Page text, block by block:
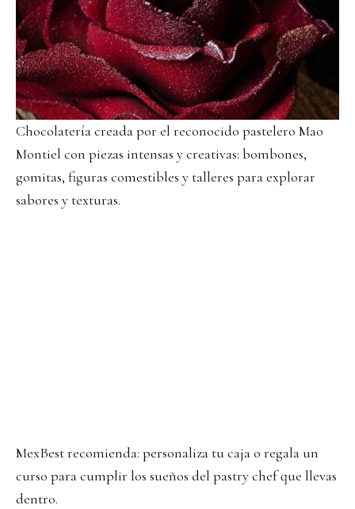
Chocolatería creada por el reconocido pastelero Mao
Montiel con piezas intensas y creativas: bombones,
gomitas, figuras comestibles y talleres para explorar
sabores y texturas.
MexBest recomienda: personaliza tu caja o regala un
curso para cumplir los sueños del pastry chef que llevas
dentro.